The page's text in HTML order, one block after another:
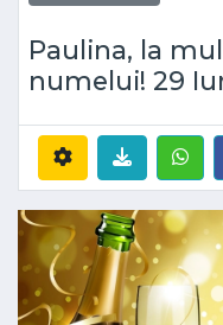
Paulina, la
numelui! 29